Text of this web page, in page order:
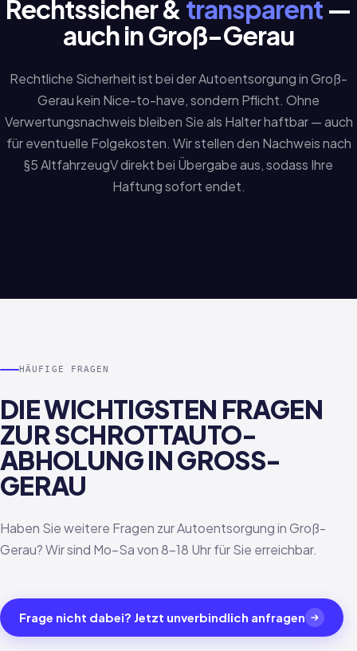
Rechtssicher & transparent—
auch in Groß-Gerau
Rechtliche Sicherheit ist bei der Autoentsorgung in Groß-
Gerau kein Nice-to-have, sondern Pflicht. Ohne
Verwertungsnachweis bleiben Sie als Halter haftbar — auch
für eventuelle Folgekosten. Wir stellen den Nachweis nach
§5 AltfahrzeugV direkt bei Übergabe aus, sodass Ihre
Haftung sofort endet.
HÄUFIGE FRAGEN
DIE WICHTIGSTEN FRAGEN
ZUR SCHROTTAUTO-
ABHOLUNG IN GROSS-G
ERAU
Haben Sie weitere Fragen zur Autoentsorgung in Groß-
Gerau? Wir sind Mo–Sa von 8–18 Uhr für Sie erreichbar.
Frage nicht dabei? Jetzt unverbindlich anfragen